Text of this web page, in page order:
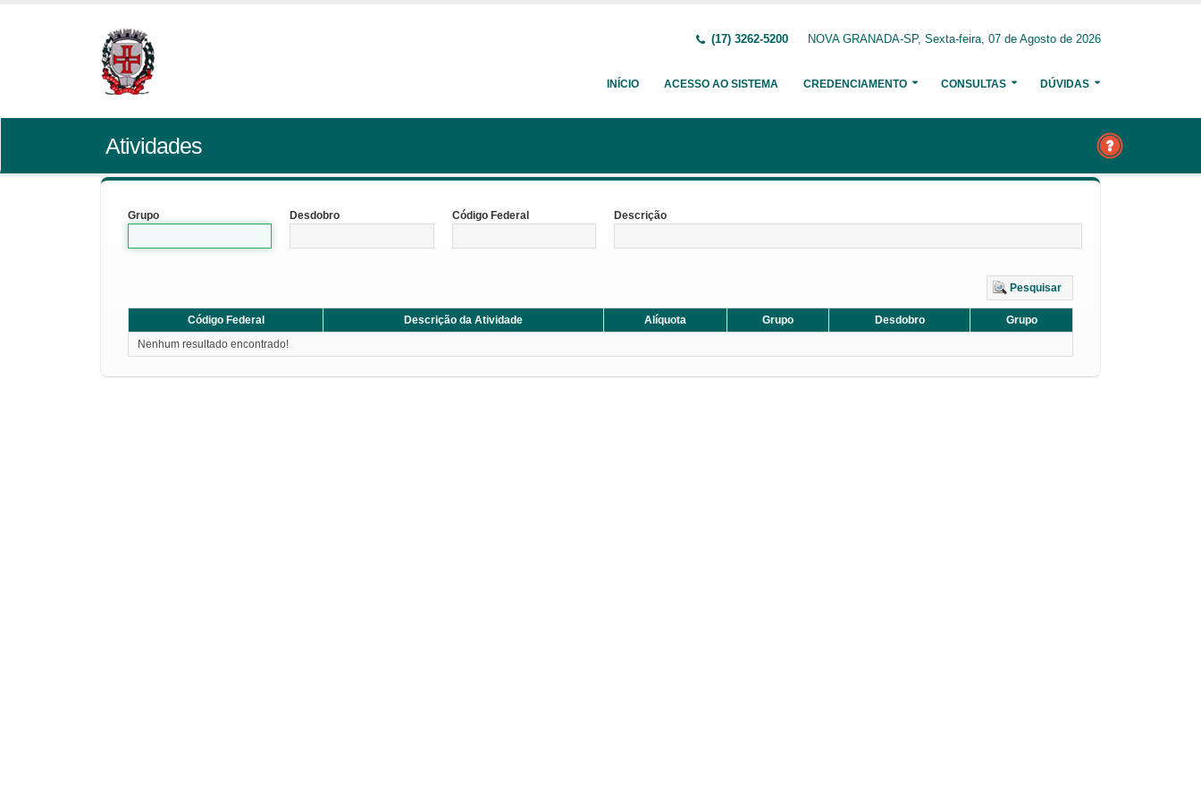
(17) 3262-5200 NOVA GRANADA-SP, Sexta-feira, 07 de Agosto de 2026
INÍCIO ACESSO AO SISTEMA CREDENCIAMENTO CONSULTAS DÚVIDAS
Atividades
Grupo Desdobro Código Federal Descrição
Pesquisar
Código Federal Descrição da Atividade Alíquota Grupo Desdobro
Grupo
Nenhum resultado encontrado!